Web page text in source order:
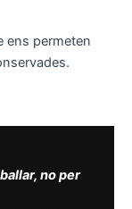
ens permeten
no per